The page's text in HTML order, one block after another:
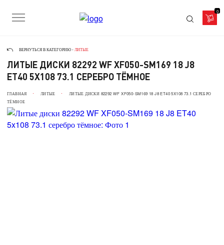
0
ВЕРНУТЬСЯ В КАТЕГОРИЮ - ЛИТЫЕ
ЛИТЫЕ ДИСКИ 82292 WF XF050-SM169 18 J8
ET40 5X108 73.1 СЕРЕБРО ТЁМНОЕ
ГЛАВНАЯ ЛИТЫЕ
ЛИТЫЕ ДИСКИ 82292 WF XF050-SM169 18 J8 ET40 5X108 73.1 СЕРЕБРО
ТЁМНОЕ